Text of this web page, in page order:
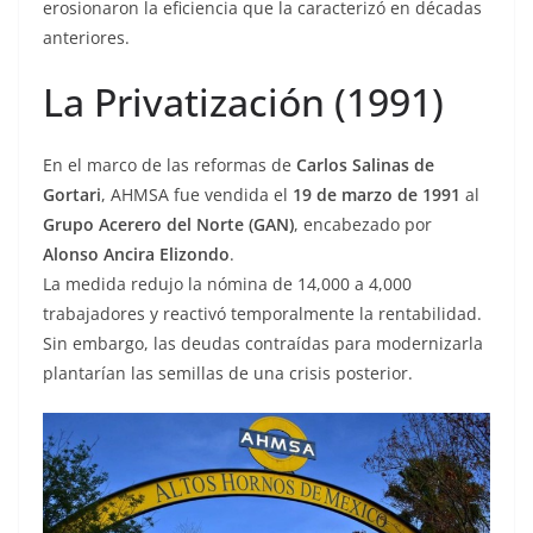
erosionaron la eficiencia que la caracterizó en décadas
anteriores.
La Privatización (1991)
En el marco de las reformas de Carlos Salinas de
Gortari, AHMSA fue vendida el 19 de marzo de 1991 al
Grupo Acerero del Norte (GAN), encabezado por
Alonso Ancira Elizondo.
La medida redujo la nómina de 14,000 a 4,000
trabajadores y reactivó temporalmente la rentabilidad.
Sin embargo, las deudas contraídas para modernizarla
plantarían las semillas de una crisis posterior.